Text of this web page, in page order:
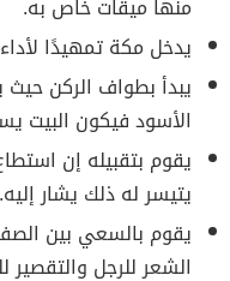
منها ميقات خاص به.
يدخل مكة تمهيدًا
يبدأ بطواف الركن
الأسود فيكون البيت
يقوم بتقبيله إن
يتيسر له ذلك يشار إليه.
يقوم بالسعي بين
الشعر للرجل والتقصير